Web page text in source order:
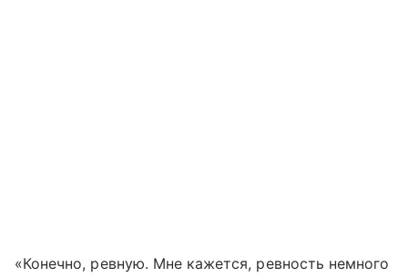
«Конечно, ревную. Мне кажется, ревность немного